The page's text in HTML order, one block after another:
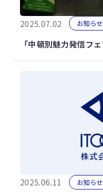
2025.07.02 お知らせ
「中頓別魅力発信フ
2025.06.11 お知らせ